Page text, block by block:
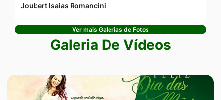
Joubert Isaias Romancini
Ver mais Galerias de Fotos
Galeria De Vídeos